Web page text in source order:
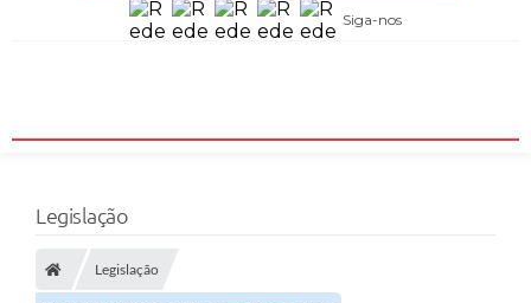
Siga-nos
Legislação
Legislação